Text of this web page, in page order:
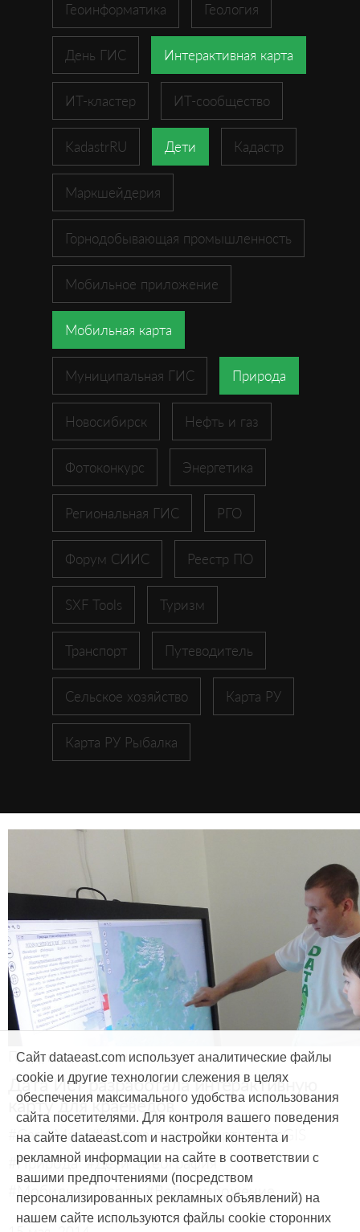
Геоинформатика Геология
День ГИС Интерактивная карта
ИТ-кластер ИТ-сообщество
KadastrRU Дети Кадастр
Маркшейдерия
Горнодобывающая промышленность
Мобильное приложение
Мобильная карта
Муниципальная ГИС Природа
Новосибирск Нефть и газ
Фотоконкурс Энергетика
Региональная ГИС РГО
Форум СИИС Реестр ПО
SXF Tools Туризм
Транспорт Путеводитель
Сельское хозяйство Карта РУ
Карта РУ Рыбалка
Продукты и услуги
Дата Ист разработала интерактивную
карту для краеведов
#CarryMap #Интерактивная карта #ArcGIS
#Природа #Дети #География
#Мобильная карта #Веб-приложение
Сайт dataeast.com использует аналитические файлы
cookie и другие технологии слежения в целях
обеспечения максимального удобства использования
сайта посетителями. Для контроля вашего поведения
на сайте dataeast.com и настройки контента и
рекламной информации на сайте в соответствии с
вашими предпочтениями (посредством
персонализированных рекламных объявлений) на
нашем сайте используются файлы cookie сторонних